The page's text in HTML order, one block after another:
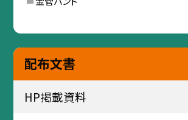
配布文書
HP掲載資料